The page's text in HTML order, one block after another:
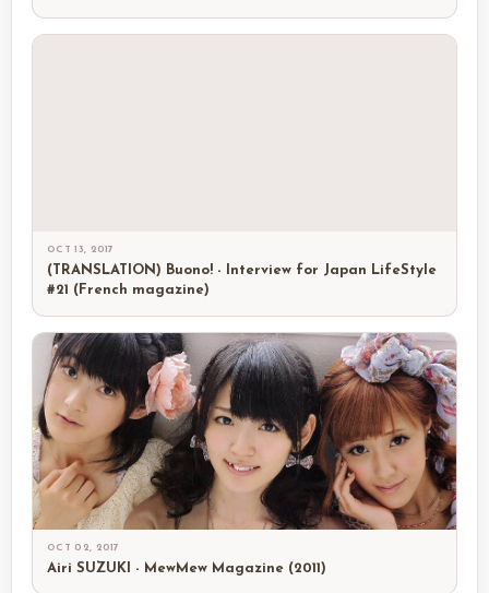
OCT 13, 2017
(TRANSLATION) Buono! - Interview for Japan LifeStyle
#21 (French magazine)
OCT 02, 2017
Airi SUZUKI - MewMew Magazine (2011)